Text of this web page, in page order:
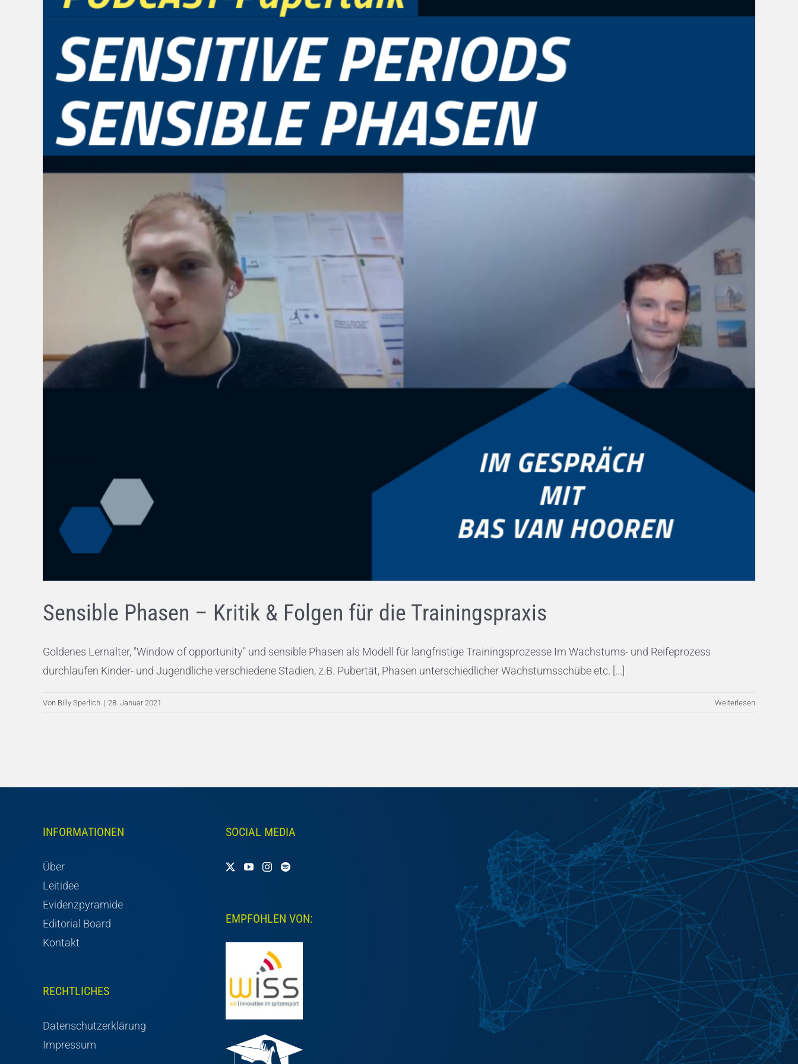
Sensible Phasen – Kritik & Folgen für die Trainingspraxis
Goldenes Lernalter, "Window of opportunity" und sensible Phasen als Modell für langfristige Trainingsprozesse Im Wachstums- und Reifeprozess
durchlaufen Kinder- und Jugendliche verschiedene Stadien, z.B. Pubertät, Phasen unterschiedlicher Wachstumsschübe etc. [...]
Von Billy Sperlich | 28. Januar 2021 Weiterlesen
INFORMATIONEN
Über
Leitidee
Evidenzpyramide
Editorial Board
Kontakt
RECHTLICHES
Datenschutzerklärung
Impressum
SOCIAL MEDIA
EMPFOHLEN VON: